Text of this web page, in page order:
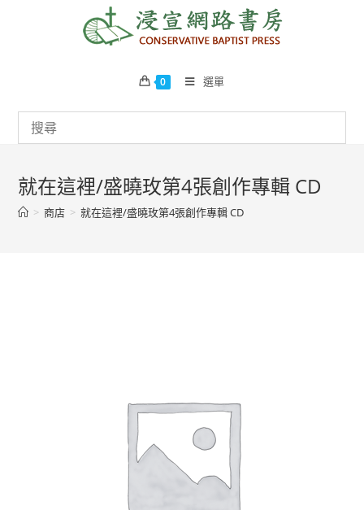
0 選單
就在這裡/盛曉玫第4張創作專輯 CD
> 商店 > 就在這裡/盛曉玫第4張創作專輯 CD